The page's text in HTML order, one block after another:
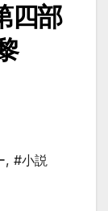
四部
, #小説